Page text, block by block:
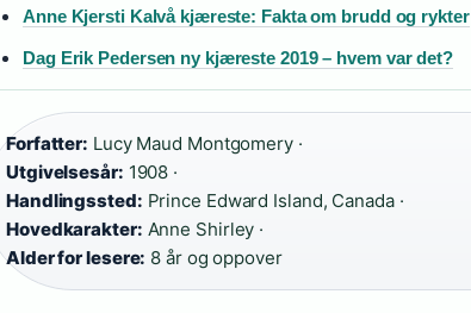
Anne Kjersti Kalvå kjæreste: Fakta om brudd og rykter
Dag Erik Pedersen ny kjæreste 2019 – hvem var det?
Forfatter: Lucy Maud Montgomery ·
Utgivelsesår: 1908 ·
Handlingssted: Prince Edward Island, Canada ·
Hovedkarakter: Anne Shirley ·
Alder for lesere: 8 år og oppover